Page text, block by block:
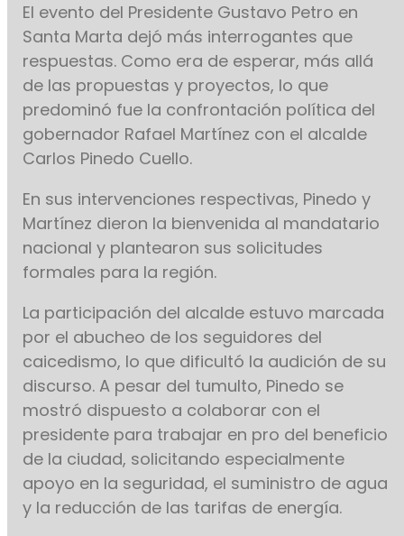
El evento del Presidente Gustavo Petro en
Santa Marta dejó más interrogantes que
respuestas. Como era de esperar, más allá
de las propuestas y proyectos, lo que
predominó fue la confrontación política del
gobernador Rafael Martínez con el alcalde
Carlos Pinedo Cuello.
En sus intervenciones respectivas, Pinedo y
Martínez dieron la bienvenida al mandatario
nacional y plantearon sus solicitudes
formales para la región.
La participación del alcalde estuvo marcada
por el abucheo de los seguidores del
caicedismo, lo que dificultó la audición de su
discurso. A pesar del tumulto, Pinedo se
mostró dispuesto a colaborar con el
presidente para trabajar en pro del beneficio
de la ciudad, solicitando especialmente
apoyo en la seguridad, el suministro de agua
y la reducción de las tarifas de energía.